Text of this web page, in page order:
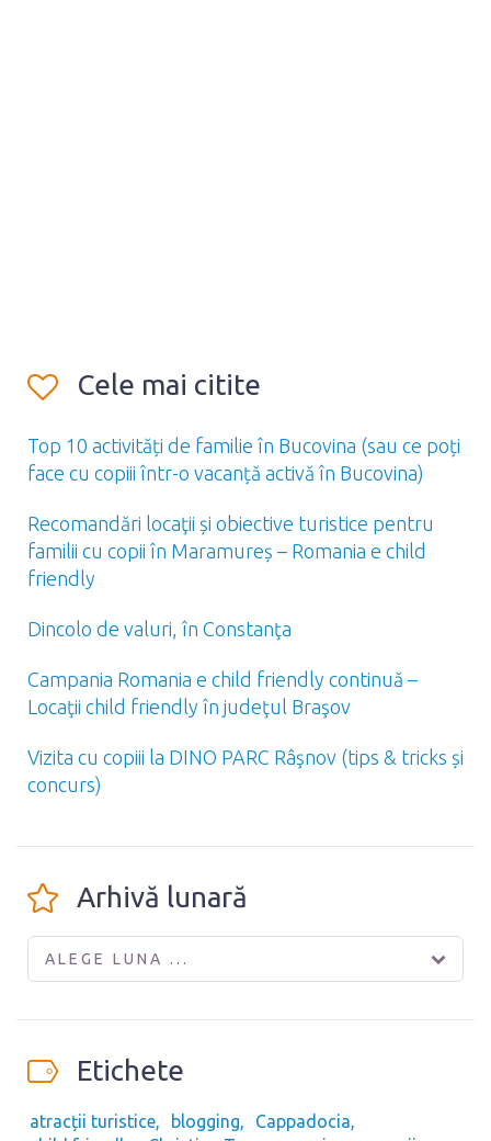
Cele mai citite
Top 10 activități de familie în Bucovina (sau ce poți
face cu copiii într-o vacanță activă în Bucovina)
Recomandări locaţii și obiective turistice pentru
familii cu copii în Maramureș – Romania e child
friendly
Dincolo de valuri, în Constanţa
Campania Romania e child friendly continuă –
Locaţii child friendly în judeţul Braşov
Vizita cu copiii la DINO PARC Râşnov (tips & tricks și
concurs)
Arhivă lunară
ALEGE LUNA ...
Etichete
atracții turistice blogging
Cappadocia